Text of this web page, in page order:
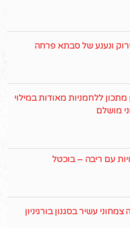
ונענע של סבתא פרחה
ללחמניות מאודות במילוי
מושלם
עם ריבה – בוכטל
עשיר בסגנון בורגיניון